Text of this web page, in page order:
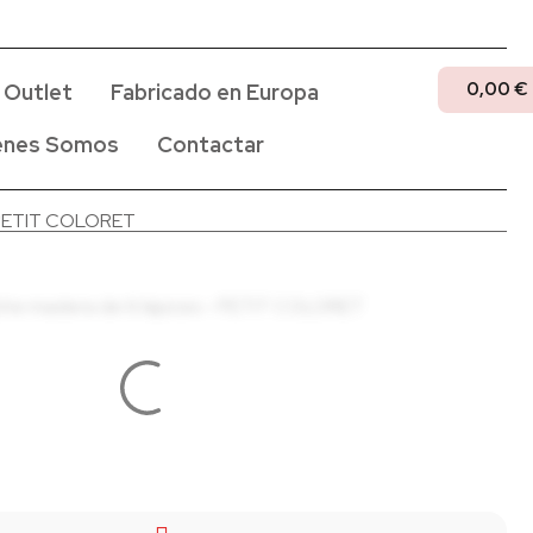
Outlet
Fabricado en Europa
Somos Contactar
0,00 €
COLORET